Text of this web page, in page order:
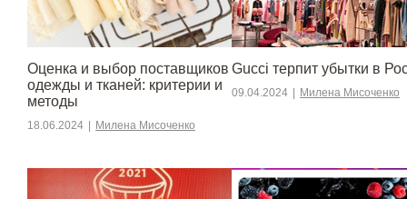
Оценка и выбор поставщиков
одежды и тканей: критерии и
методы
18.06.2024 Милена Мисоченко
Gucci терпит убытки в
09.04.2024 Милена Мисоченко